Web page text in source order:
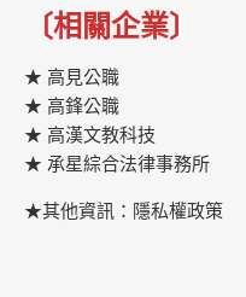
〔相關企業〕
★ 高見公職
★ 高鋒公職
★ 高漢文教科技
★ 承星綜合法律事務所
★其他資訊：隱私權政策